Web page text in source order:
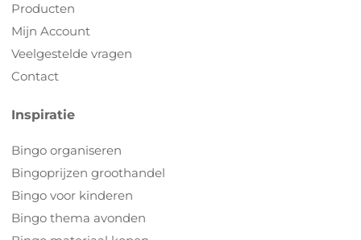
Producten
Mijn Account
Veelgestelde vragen
Contact
Inspiratie
Bingo organiseren
Bingoprijzen groothandel
Bingo voor kinderen
Bingo thema avonden